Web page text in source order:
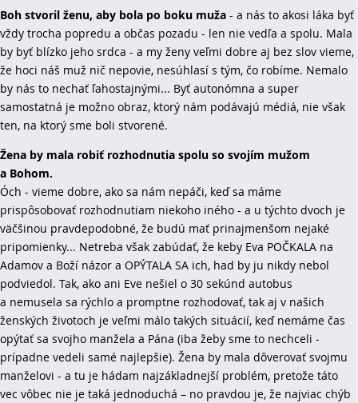
Boh stvoril ženu, aby bola po boku muža - a nás to akosi láka byť
vždy trocha popredu a občas pozadu - len nie vedľa a spolu. Mala
by byť blízko jeho srdca - a my ženy veľmi dobre aj bez slov vieme,
že hoci náš muž nič nepovie, nesúhlasí s tým, čo robíme. Nemalo
by nás to nechať ľahostajnými... Byť autonómna a super
samostatná je možno obraz, ktorý nám podávajú médiá, nie však
ten, na ktorý sme boli stvorené.
Žena by mala robiť rozhodnutia spolu so svojím mužom
a Bohom.
Óch - vieme dobre, ako sa nám nepáči, keď sa máme
prispôsobovať rozhodnutiam niekoho iného - a u týchto dvoch je
väčšinou pravdepodobné, že budú mať prinajmenšom nejaké
pripomienky... Netreba však zabúdať, že keby Eva POČKALA na
Adamov a Boží názor a OPÝTALA SA ich, had by ju nikdy nebol
podviedol. Tak, ako ani Eve nešiel o 30 sekúnd autobus
a nemusela sa rýchlo a promptne rozhodovať, tak aj v našich
ženských životoch je veľmi málo takých situácií, keď nemáme čas
opýtať sa svojho manžela a Pána (iba žeby sme to nechceli -
prípadne vedeli samé najlepšie). Žena by mala dôverovať svojmu
manželovi - a tu je hádam najzákladnejší problém, pretože táto
vec vôbec nie je taká jednoduchá – no pravdou je, že najviac chýb